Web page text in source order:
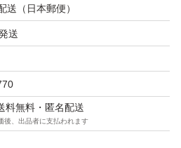
送（日本郵便）
送
料無料・匿名配送
後、出品者に支払われます